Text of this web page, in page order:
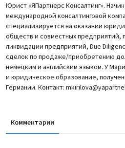
Юрист «ЯПартнерс Консалтинг».
международной консалтинговой
специализируется на оказании
обществ и совместных предприятий,
ликвидации предприятий, Due
сделок по продаже/приобретению
немецким и английским языком. У
и юридическое образование,
Германии. Контакт:
Комментарии